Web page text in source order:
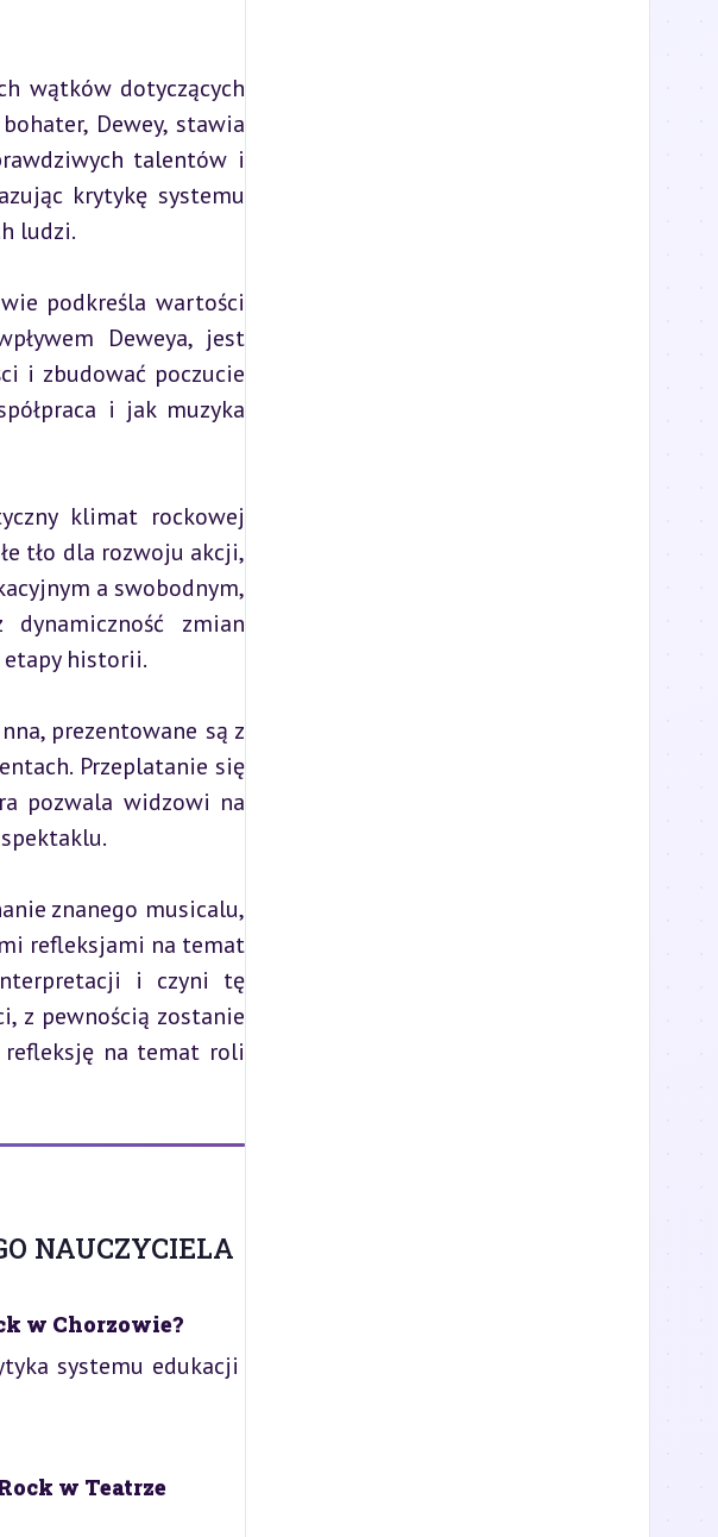
wątków dotyczących
Dewey, stawia
talentów i
krytykę systemu
ludzi.
podkreśla wartości
Deweya, jest
i zbudować poczucie
i jak muzyka
klimat rockowej
tło dla rozwoju akcji,
a swobodnym,
zmian
etapy historii.
prezentowane są z
Przeplatanie się
pozwala widzowi na
znanego musicalu,
refleksjami na temat
i czyni tę
z pewnością zostanie
refleksję na temat roli
NAUCZYCIELA
w Chorzowie?
systemu edukacji
w Teatrze